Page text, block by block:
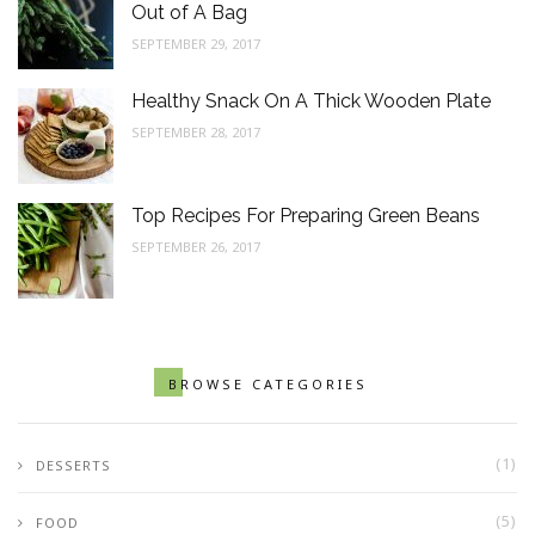
Out of A Bag
SEPTEMBER 29, 2017
Healthy Snack On A Thick Wooden Plate
SEPTEMBER 28, 2017
Top Recipes For Preparing Green Beans
SEPTEMBER 26, 2017
BROWSE CATEGORIES
DESSERTS (1)
FOOD (5)